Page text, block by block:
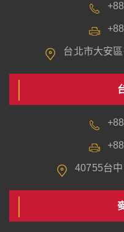
台北市大安
40755台